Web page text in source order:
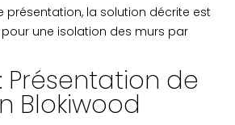
présentation, la solution décrite est
pour une isolation des murs par
Présentation de
Blokiwood